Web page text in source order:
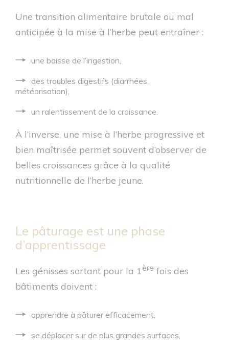
Une transition alimentaire brutale ou mal
anticipée à la mise à l’herbe peut entraîner :
une baisse de l’ingestion,
des troubles digestifs (diarrhées,
météorisation),
un ralentissement de la croissance.
À l’inverse, une mise à l’herbe progressive et
bien maîtrisée permet souvent d’observer de
belles croissances grâce à la qualité
nutritionnelle de l’herbe jeune.
Le pâturage est une phase
d’apprentissage
Les génisses sortant pour la 1ère fois des
bâtiments doivent :
apprendre à pâturer efficacement,
se déplacer sur de plus grandes surfaces,